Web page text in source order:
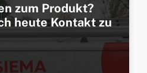
zum Produkt?
heute Kontakt zu